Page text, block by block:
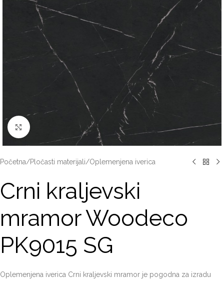
Click to enlarge
Početna/Pločasti materijali/Oplemenjena iverica
Crni kraljevski
mramor Woodeco
PK9015 SG
Oplemenjena iverica Crni kraljevski mramor je pogodna za izradu